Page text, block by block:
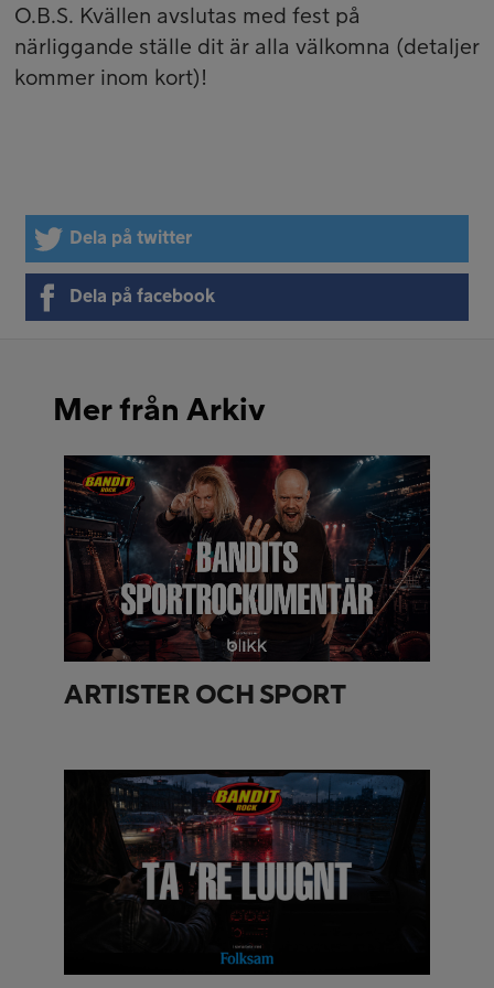
O.B.S. Kvällen avslutas med fest på
närliggande ställe dit är alla välkomna (detaljer
kommer inom kort)!
Dela på twitter
Dela på facebook
Mer från Arkiv
ARTISTER OCH SPORT